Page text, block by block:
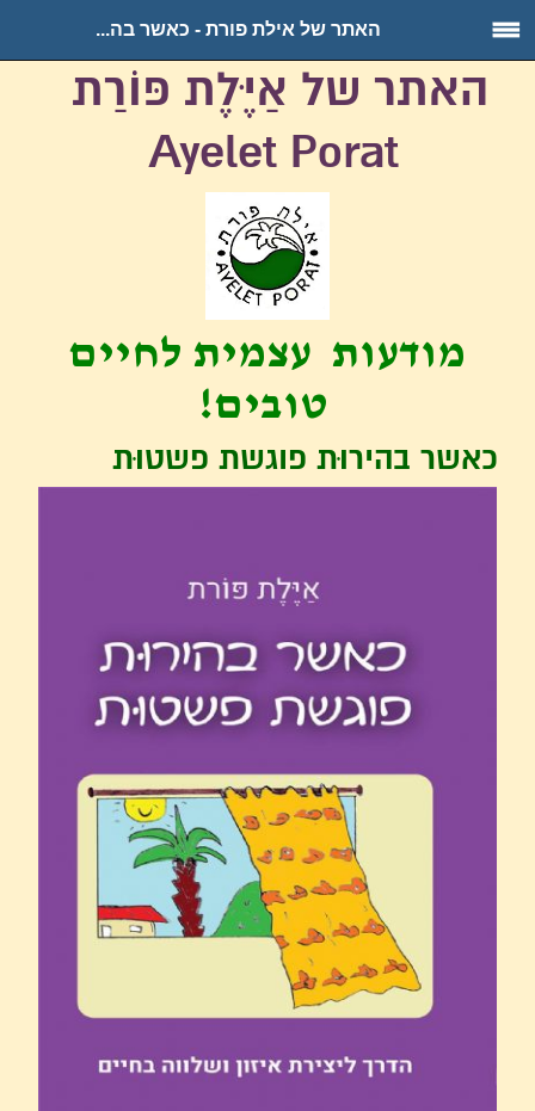
האתר של אילת פורת - כאשר בה...
האתר של אַיֶּלֶת פּוֹרַת
Ayelet Porat
מודעות עצמית לחיים
טובים!
כאשר בהירוּת פוגשת פשטוּת